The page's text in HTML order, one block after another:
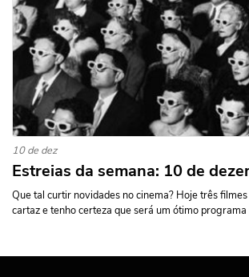
10 de dez
Estreias da semana: 10 de
Que tal curtir novidades no cinema? Hoje três
cartaz e tenho certeza que será um ótimo programa